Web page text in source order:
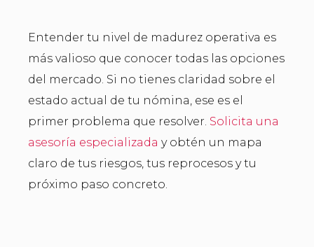
Entender tu nivel de madurez operativa es
más valioso que conocer todas las opciones
del mercado. Si no tienes claridad sobre el
estado actual de tu nómina, ese es el
primer problema que resolver. Solicita una
asesoría especializada y obtén un mapa
claro de tus riesgos, tus reprocesos y tu
próximo paso concreto.